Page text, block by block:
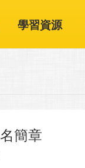
學習資源
簡章